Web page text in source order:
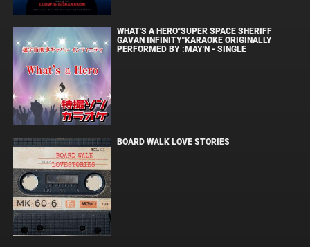
WHAT'S A HERO"SUPER SPACE SHERIFF
GAVAN INFINITY"KARAOKE ORIGINALLY
PERFORMED BY :MAY'N - SINGLE
BOARD WALK LOVE STORIES